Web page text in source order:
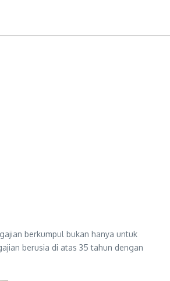
berkumpul bukan hanya untuk
berusia di atas 35 tahun dengan